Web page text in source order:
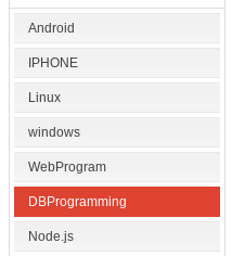
Android
IPHONE
Linux
windows
WebProgram
DBProgramming
Node.js